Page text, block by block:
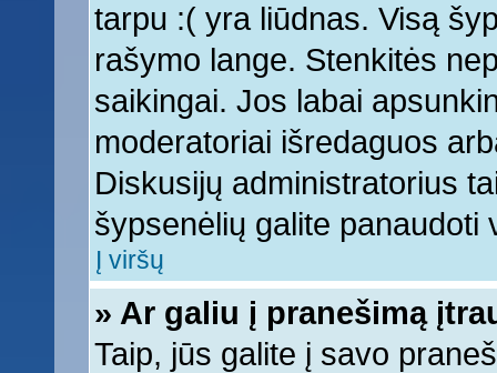
tarpu :( yra liūdnas. Visą
rašymo lange. Stenkitės
saikingai. Jos labai
moderatoriai išredaguos
Diskusijų administratorius
šypsenėlių galite panaudoti
Į viršų
» Ar galiu į pranešimą
Taip, jūs galite į savo